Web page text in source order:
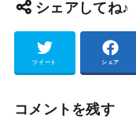
シェアしてね♪
ツイート シェア
コメントを残す